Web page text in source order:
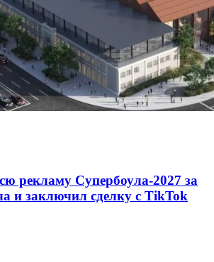
рекламу Супербоула-2027 за
и заключил сделку с TikTok